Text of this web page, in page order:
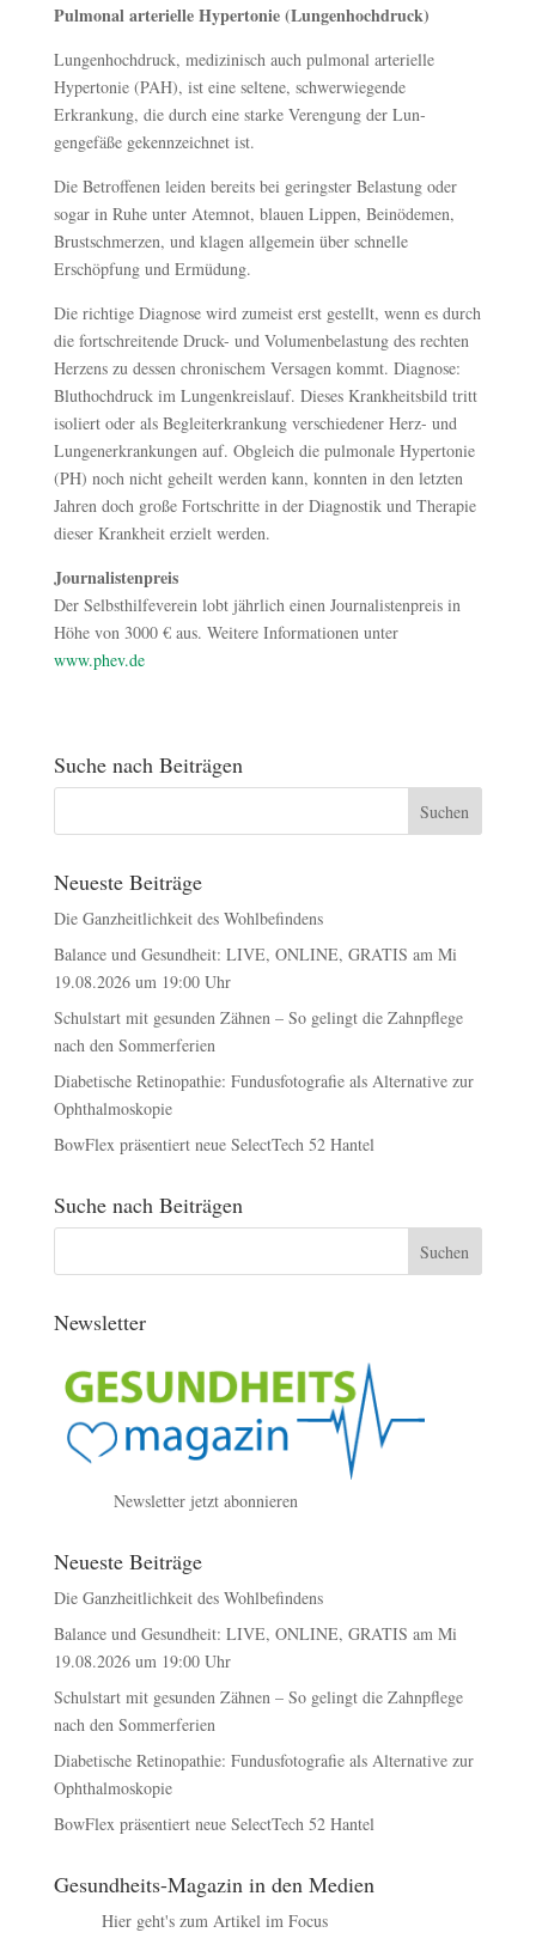
Pulmonal arterielle Hypertonie (Lungenhochdruck)
Lungenhochdruck, medizinisch auch pulmonal arterielle
Hypertonie (PAH), ist eine seltene, schwerwiegende
Erkrankung, die durch eine starke Verengung der Lun­
gengefäße gekennzeichnet ist.
Die Betroffenen leiden bereits bei geringster Belastung oder
sogar in Ruhe unter Atemnot, blauen Lippen, Beinödemen,
Brustschmerzen, und klagen allgemein über schnelle
Erschöpfung und Ermüdung.
Die richtige Diagnose wird zumeist erst gestellt, wenn es durch
die fortschreitende Druck- und Volumenbelastung des rechten
Herzens zu dessen chronischem Versagen kommt. Diagnose:
Bluthochdruck im Lungenkreislauf. Dieses Krankheitsbild tritt
isoliert oder als Begleiterkrankung verschiedener Herz- und
Lungenerkrankungen auf. Obgleich die pulmonale Hypertonie
(PH) noch nicht geheilt werden kann, konnten in den letzten
Jahren doch große Fortschritte in der Diagnostik und Therapie
dieser Krankheit erzielt werden.
Journalistenpreis
Der Selbsthilfeverein lobt jährlich einen Journalistenpreis in
Höhe von 3000 € aus. Weitere Informationen unter
www.phev.de
Suche nach Beiträgen
Neueste Beiträge
Die Ganzheitlichkeit des Wohlbefindens
Balance und Gesundheit: LIVE, ONLINE, GRATIS am Mi
19.08.2026 um 19:00 Uhr
Schulstart mit gesunden Zähnen – So gelingt die Zahnpflege
nach den Sommerferien
Diabetische Retinopathie: Fundusfotografie als Alternative zur
Ophthalmoskopie
BowFlex präsentiert neue SelectTech 52 Hantel
Suche nach Beiträgen
Newsletter
Newsletter jetzt abonnieren
Neueste Beiträge
Die Ganzheitlichkeit des Wohlbefindens
Balance und Gesundheit: LIVE, ONLINE, GRATIS am Mi
19.08.2026 um 19:00 Uhr
Schulstart mit gesunden Zähnen – So gelingt die Zahnpflege
nach den Sommerferien
Diabetische Retinopathie: Fundusfotografie als Alternative zur
Ophthalmoskopie
BowFlex präsentiert neue SelectTech 52 Hantel
Gesundheits-Magazin in den Medien
Hier geht's zum Artikel im Focus